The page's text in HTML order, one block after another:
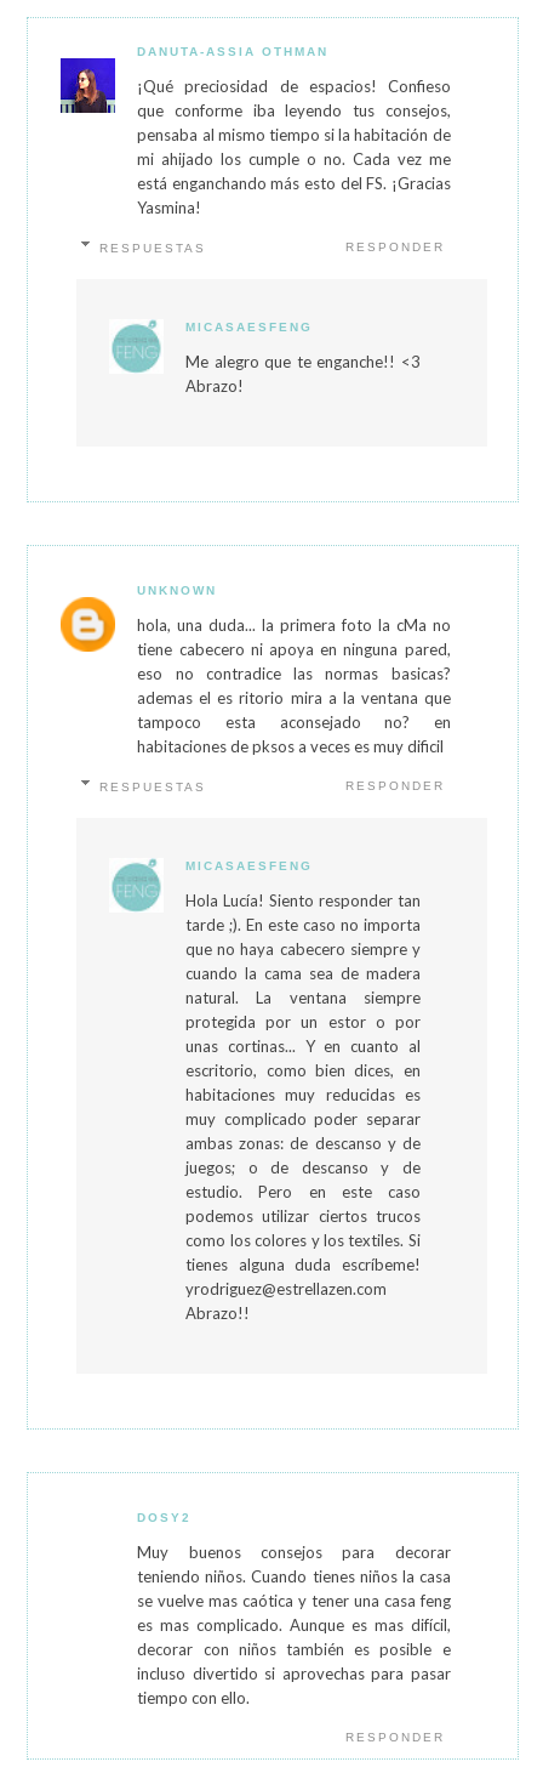
DANUTA-ASSIA OTHMAN
¡Qué preciosidad de espacios! Confieso
que conforme iba leyendo tus consejos,
pensaba al mismo tiempo si la habitación de
mi ahijado los cumple o no. Cada vez me
está enganchando más esto del FS. ¡Gracias
Yasmina!
RESPONDER
RESPUESTAS
MICASAESFENG
Me alegro que te enganche!! <3
Abrazo!
UNKNOWN
hola, una duda... la primera foto la cMa no
tiene cabecero ni apoya en ninguna pared,
eso no contradice las normas basicas?
ademas el es ritorio mira a la ventana que
tampoco esta aconsejado no? en
habitaciones de pksos a veces es muy dificil
RESPONDER
RESPUESTAS
MICASAESFENG
Hola Lucía! Siento responder tan
tarde ;). En este caso no importa
que no haya cabecero siempre y
cuando la cama sea de madera
natural. La ventana siempre
protegida por un estor o por
unas cortinas... Y en cuanto al
escritorio, como bien dices, en
habitaciones muy reducidas es
muy complicado poder separar
ambas zonas: de descanso y de
juegos; o de descanso y de
estudio. Pero en este caso
podemos utilizar ciertos trucos
como los colores y los textiles. Si
tienes alguna duda escríbeme!
yrodriguez@estrellazen.com
Abrazo!!
DOSY2
Muy buenos consejos para decorar
teniendo niños. Cuando tienes niños la casa
se vuelve mas caótica y tener una casa feng
es mas complicado. Aunque es mas difícil,
decorar con niños también es posible e
incluso divertido si aprovechas para pasar
tiempo con ello.
RESPONDER